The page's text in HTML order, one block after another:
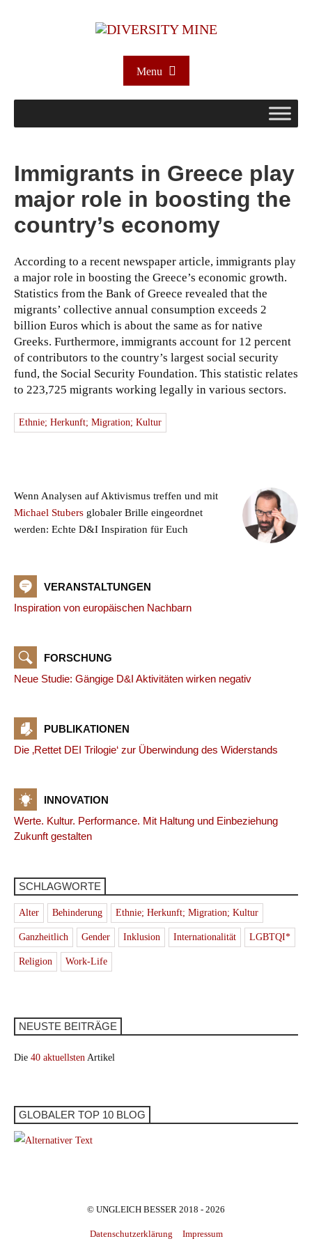
Menu
Immigrants in Greece play
major role in boosting the
country’s economy
According to a recent newspaper article, immigrants play
a major role in boosting the Greece’s economic growth.
Statistics from the Bank of Greece revealed that the
migrants’ collective annual consumption exceeds 2
billion Euros which is about the same as for native
Greeks. Furthermore, immigrants account for 12 percent
of contributors to the country’s largest social security
fund, the Social Security Foundation. This statistic relates
to 223,725 migrants working legally in various sectors.
Ethnie; Herkunft; Migration; Kultur
Wenn Analysen auf Aktivismus treffen und mit
Michael Stubers globaler Brille eingeordnet
werden: Echte D&I Inspiration für Euch
VERANSTALTUNGEN
Inspiration von europäischen Nachbarn
FORSCHUNG
Neue Studie: Gängige D&I Aktivitäten wirken negativ
PUBLIKATIONEN
Die ‚Rettet DEI Trilogie‘ zur Überwindung des Widerstands
INNOVATION
Werte. Kultur. Performance. Mit Haltung und Einbeziehung
Zukunft gestalten
SCHLAGWORTE
Alter Behinderung Ethnie; Herkunft; Migration; Kultur
Ganzheitlich Gender Inklusion Internationalität LGBTQI*
Religion Work-Life
NEUSTE BEITRÄGE
Die 40 aktuellsten Artikel
GLOBALER TOP 10 BLOG
© UNGLEICH BESSER 2018 - 2026
Datenschutzerklärung Impressum